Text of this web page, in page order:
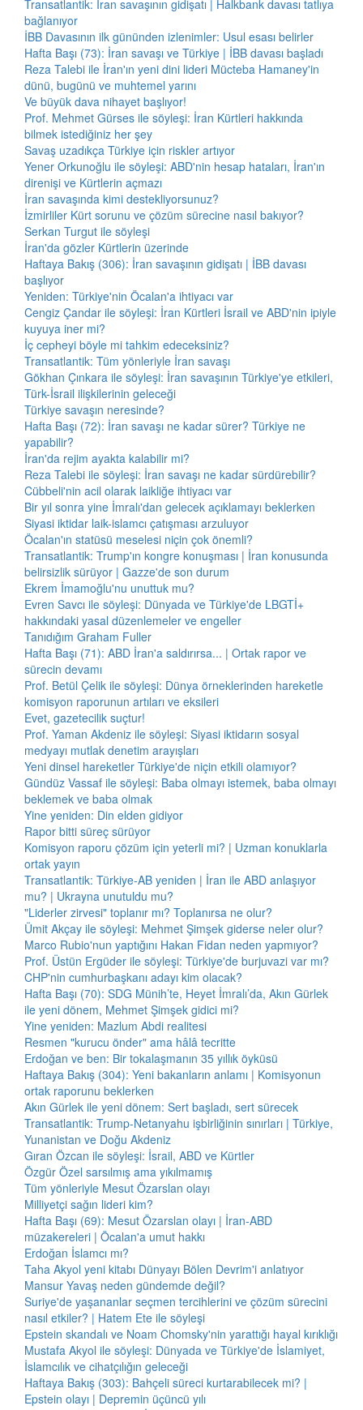
Transatlantik: İran savaşının gidişatı | Halkbank davası tatlıya
bağlanıyor
İBB Davasının ilk gününden izlenimler: Usul esası belirler
Hafta Başı (73): İran savaşı ve Türkiye | İBB davası başladı
Reza Talebi ile İran'ın yeni dini lideri Mücteba Hamaney'in
dünü, bugünü ve muhtemel yarını
Ve büyük dava nihayet başlıyor!
Prof. Mehmet Gürses ile söyleşi: İran Kürtleri hakkında
bilmek istediğiniz her şey
Savaş uzadıkça Türkiye için riskler artıyor
Yener Orkunoğlu ile söyleşi: ABD'nin hesap hataları, İran'ın
direnişi ve Kürtlerin açmazı
İran savaşında kimi destekliyorsunuz?
İzmirliler Kürt sorunu ve çözüm sürecine nasıl bakıyor?
Serkan Turgut ile söyleşi
İran'da gözler Kürtlerin üzerinde
Haftaya Bakış (306): İran savaşının gidişatı | İBB davası
başlıyor
Yeniden: Türkiye'nin Öcalan'a ihtiyacı var
Cengiz Çandar ile söyleşi: İran Kürtleri İsrail ve ABD'nin ipiyle
kuyuya iner mi?
İç cepheyi böyle mi tahkim edeceksiniz?
Transatlantik: Tüm yönleriyle İran savaşı
Gökhan Çınkara ile söyleşi: İran savaşının Türkiye'ye etkileri,
Türk-İsrail ilişkilerinin geleceği
Türkiye savaşın neresinde?
Hafta Başı (72): İran savaşı ne kadar sürer? Türkiye ne
yapabilir?
İran'da rejim ayakta kalabilir mi?
Reza Talebi ile söyleşi: İran savaşı ne kadar sürdürebilir?
Cübbeli'nin acil olarak laikliğe ihtiyacı var
Bir yıl sonra yine İmralı'dan gelecek açıklamayı beklerken
Siyasi iktidar laik-islamcı çatışması arzuluyor
Öcalan'ın statüsü meselesi niçin çok önemli?
Transatlantik: Trump'ın kongre konuşması | İran konusunda
belirsizlik sürüyor | Gazze'de son durum
Ekrem İmamoğlu'nu unuttuk mu?
Evren Savcı ile söyleşi: Dünyada ve Türkiye'de LBGTİ+
hakkındaki yasal düzenlemeler ve engeller
Tanıdığım Graham Fuller
Hafta Başı (71): ABD İran'a saldırırsa... | Ortak rapor ve
sürecin devamı
Prof. Betül Çelik ile söyleşi: Dünya örneklerinden hareketle
komisyon raporunun artıları ve eksileri
Evet, gazetecilik suçtur!
Prof. Yaman Akdeniz ile söyleşi: Siyasi iktidarın sosyal
medyayı mutlak denetim arayışları
Yeni dinsel hareketler Türkiye'de niçin etkili olamıyor?
Gündüz Vassaf ile söyleşi: Baba olmayı istemek, baba olmayı
beklemek ve baba olmak
Yine yeniden: Din elden gidiyor
Rapor bitti süreç sürüyor
Komisyon raporu çözüm için yeterli mi? | Uzman konuklarla
ortak yayın
Transatlantik: Türkiye-AB yeniden | İran ile ABD anlaşıyor
mu? | Ukrayna unutuldu mu?
"Liderler zirvesi" toplanır mı? Toplanırsa ne olur?
Ümit Akçay ile söyleşi: Mehmet Şimşek giderse neler olur?
Marco Rubio'nun yaptığını Hakan Fidan neden yapmıyor?
Prof. Üstün Ergüder ile söyleşi: Türkiye'de burjuvazi var mı?
CHP'nin cumhurbaşkanı adayı kim olacak?
Hafta Başı (70): SDG Münih’te, Heyet İmralı’da, Akın Gürlek
ile yeni dönem, Mehmet Şimşek gidici mi?
Yine yeniden: Mazlum Abdi realitesi
Resmen "kurucu önder" ama hâlâ tecritte
Erdoğan ve ben: Bir tokalaşmanın 35 yıllık öyküsü
Haftaya Bakış (304): Yeni bakanların anlamı | Komisyonun
ortak raporunu beklerken
Akın Gürlek ile yeni dönem: Sert başladı, sert sürecek
Transatlantik: Trump-Netanyahu işbirliğinin sınırları | Türkiye,
Yunanistan ve Doğu Akdeniz
Gıran Özcan ile söyleşi: İsrail, ABD ve Kürtler
Özgür Özel sarsılmış ama yıkılmamış
Tüm yönleriyle Mesut Özarslan olayı
Milliyetçi sağın lideri kim?
Hafta Başı (69): Mesut Özarslan olayı | İran-ABD
müzakereleri | Öcalan'a umut hakkı
Erdoğan İslamcı mı?
Taha Akyol yeni kitabı Dünyayı Bölen Devrim'i anlatıyor
Mansur Yavaş neden gündemde değil?
Suriye'de yaşananlar seçmen tercihlerini ve çözüm sürecini
nasıl etkiler? | Hatem Ete ile söyleşi
Epstein skandalı ve Noam Chomsky'nin yarattığı hayal kırıklığı
Mustafa Akyol ile söyleşi: Dünyada ve Türkiye'de İslamiyet,
İslamcılık ve cihatçılığın geleceği
Haftaya Bakış (303): Bahçeli süreci kurtarabilecek mi? |
Epstein olayı | Depremin üçüncü yılı